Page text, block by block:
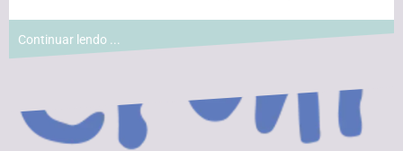
Continuar lendo ...